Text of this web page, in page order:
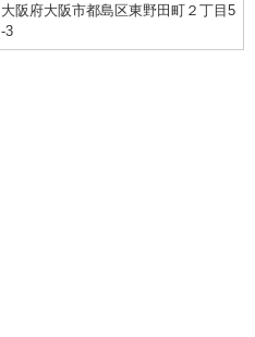
大阪府大阪市都島区東野田町２丁目5
-3